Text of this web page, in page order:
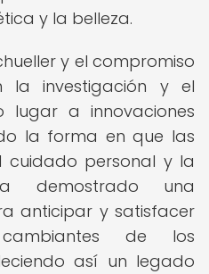
y la belleza.
y el compromiso
investigación y el
lugar a innovaciones
la forma en que las
cuidado personal y la
demostrado una
anticipar y satisfacer
de los
así un legado